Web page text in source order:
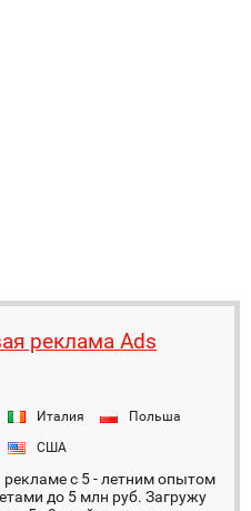
реклама Ads
Италия
Польша
США
рекламе с 5 - летним опытом
до 5 млн руб. Загружу